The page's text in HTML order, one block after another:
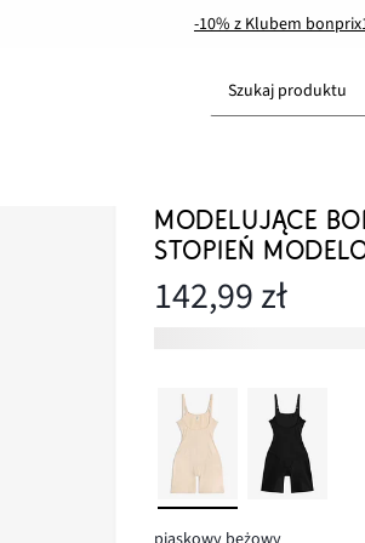
-10% z Klubem bonprix
Szukaj produktu
MODELUJĄCE
STOPIEŃ
142,99 zł